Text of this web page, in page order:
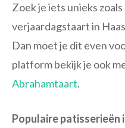
Zoek je iets unieks
verjaardagstaart in
Dan moet je dit even
platform bekijk je ook
Abrahamtaart.
Populaire patisserieën